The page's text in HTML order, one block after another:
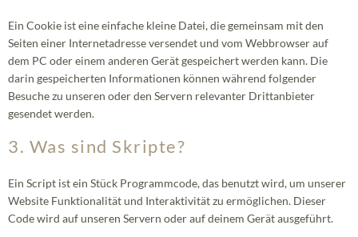
Ein Cookie ist eine einfache kleine Datei, die gemeinsam mit den
Seiten einer Internetadresse versendet und vom Webbrowser auf
dem PC oder einem anderen Gerät gespeichert werden kann. Die
darin gespeicherten Informationen können während folgender
Besuche zu unseren oder den Servern relevanter Drittanbieter
gesendet werden.
3. Was sind Skripte?
Ein Script ist ein Stück Programmcode, das benutzt wird, um unserer
Website Funktionalität und Interaktivität zu ermöglichen. Dieser
Code wird auf unseren Servern oder auf deinem Gerät ausgeführt.